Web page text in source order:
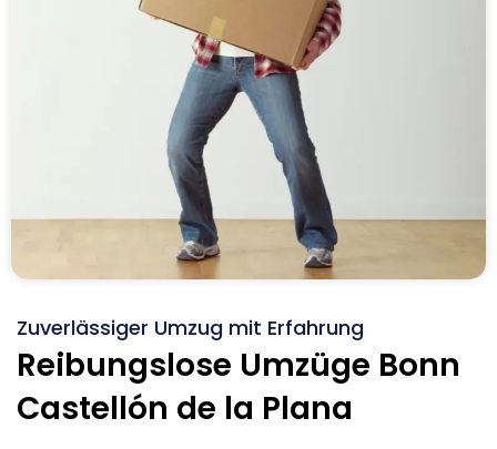
Zuverlässiger Umzug mit Erfahrung
Reibungslose Umzüge Bonn
Castellón de la Plana